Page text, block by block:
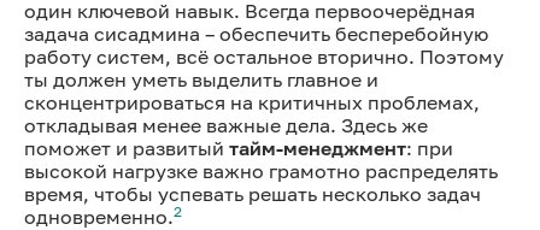
один ключевой навык. Всегда первоочерёдная
задача сисадмина – обеспечить бесперебойную
работу систем, всё остальное вторично. Поэтому
ты должен уметь выделить главное и
сконцентрироваться на критичных проблемах,
откладывая менее важные дела. Здесь же
поможет и развитый тайм-менеджмент: при
высокой нагрузке важно грамотно распределять
время, чтобы успевать решать несколько задач
одновременно.2